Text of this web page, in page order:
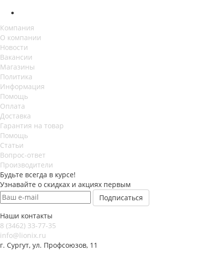
Компания
О компании
Новости
Вакансии
Магазины
Политика
Информация
Помощь
Оплата
Доставка
Гарантия на товар
Помощь
Статьи
Вопрос-ответ
Производители
Будьте всегда в курсе!
Узнавайте о скидках и акциях первым
Наши контакты
8 (3462) 33-77-35
info@lionix.ru
г. Сургут, ул. Профсоюзов, 11